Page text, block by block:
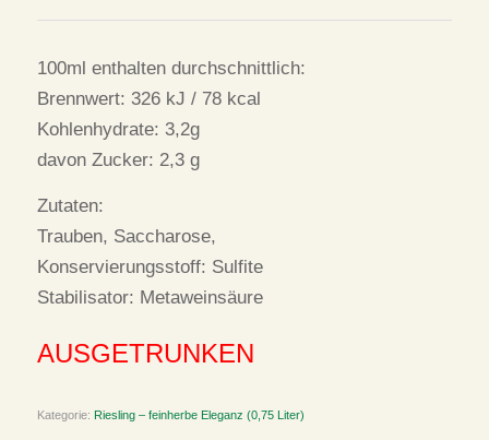
100ml enthalten durchschnittlich:
Brennwert: 326 kJ / 78 kcal
Kohlenhydrate: 3,2g
davon Zucker: 2,3 g
Zutaten:
Trauben, Saccharose,
Konservierungsstoff: Sulfite
Stabilisator: Metaweinsäure
AUSGETRUNKEN
Kategorie: Riesling – feinherbe Eleganz (0,75 Liter)